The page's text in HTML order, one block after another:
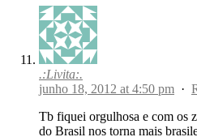
.:Livita:.
junho 18, 2012 at 4:50 pm ·
Tb fiquei orgulhosa e com os
do Brasil nos torna mais